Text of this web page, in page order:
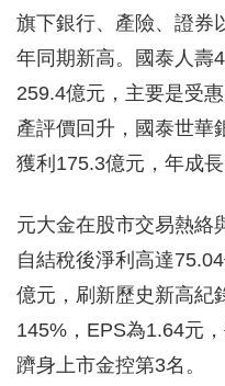
旗下銀行、產險、證券
年同期新高。國泰人壽
259.4億元，主要是受
產評價回升，國泰世華
獲利175.3億元，年成長
元大金在股市交易熱絡
自結稅後淨利高達
億元，刷新歷史新高紀
145%，EPS為1.64元
躋身上市金控第3名。